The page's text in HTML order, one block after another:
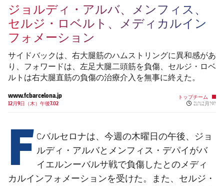
順位表
チケット
順位表
PLUSICON
LABEL.ARIA.PLUS
トップチーム
plusicon
label.aria.plus
スケジュール
チケット
結果
PLUSICON
LABEL.ARIA.PLUS
トップチーム
plusicon
label.aria.plus
スケジュール
チケット
結果
順位表
ジョルディ・アルバ、メンフィス、
セルジ・ロベルト、メディカルイン
フォメーション
サイドバックは、右大腿筋のハムストリングに異和感があ
り、フォワードは、左足大腿二頭筋を負傷、セルジ・ロベ
ルトは右大腿直筋の負傷の治療介入を無事に終えた。
www.fcbarcelona.jp
12月9日（木）午後7.02
トップチーム
Published
21?12月?9?
F Cバルセロナは、今週の木曜日の午後、ジョ
ルディ・アルバとメンフィス・デパイがバ
イエルンーバルサ戦で負傷したとのメディ
カルインフォメーションを受けた。また、セルジ・